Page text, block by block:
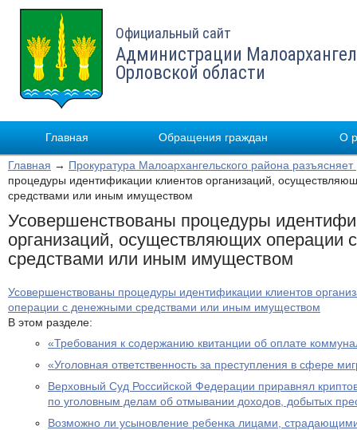
Официальный сайт
Администрации
Орловской области
Главная Обращения граждан О
Главная → Прокуратура Малоархангельского района разъясняет
процедуры идентификации клиентов организаций,
средствами или иным имуществом
Усовершенствованы процедуры
организаций, осуществляющих операции
средствами или иным имуществом
Усовершенствованы процедуры идентификации клиентов
операции с денежными средствами или иным имуществом
В этом разделе:
«Требования к содержанию квитанции об оплате
«Уголовная ответственность за преступления в сфере
Верховный Суд Российской Федерации приравнял
по уголовным делам об отмывании доходов, добытых
Возможно ли усыновление ребенка лицами,